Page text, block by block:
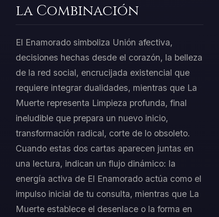
la Combinación
El Enamorado simboliza Unión afectiva,
decisiones hechas desde el corazón, la belleza
de la red social, encrucijada existencial que
requiere integrar dualidades, mientras que La
Muerte representa Limpieza profunda, final
ineludible que prepara un nuevo inicio,
transformación radical, corte de lo obsoleto.
Cuando estas dos cartas aparecen juntas en
una lectura, indican un flujo dinámico: la
energía activa de El Enamorado actúa como el
impulso inicial de tu consulta, mientras que La
Muerte establece el desenlace o la forma en